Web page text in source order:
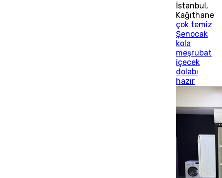
İstanbul,
Kağıthane
çok temiz
Şenocak
kola
meşrubat
içecek
dolabı
hazır